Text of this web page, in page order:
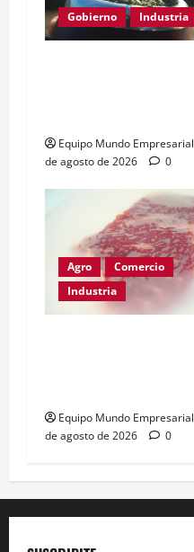
Gobierno Industria
Equipo Mundo Empresarial
de agosto de 2026
0
Agro
Comercio
Industria
Equipo Mundo Empresarial
de agosto de 2026
0